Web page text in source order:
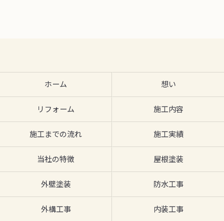
ホーム 想い
リフォーム 施工内容
施工までの流れ 施工実績
当社の特徴 屋根塗装
外壁塗装 防水工事
外構工事 内装工事